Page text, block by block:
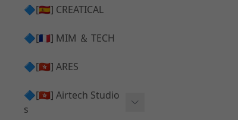
推嘴 ⧸ Nozzle
電子扳機
發光器
🔷[🇪🇸] CREATICAL
🔷[🇫🇷] MIM ＆ TECH
🔷[🇭🇰] ARES
🔷[🇭🇰] Airtech Studio
s